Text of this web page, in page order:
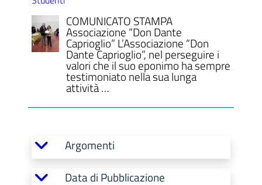
COMUNICATO STAMPA
Associazione “Don Dante
Caprioglio” L’Associazione “Don
Dante Caprioglio”, nel perseguire i
valori che il suo eponimo ha sempre
testimoniato nella sua lunga
attività …
Argomenti
Data di Pubblicazione